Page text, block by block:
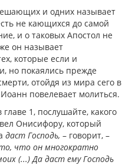
и одних называет
не кающихся до самой
и о таковых Апостол не
он называет
которые если и
но покаялись прежде
отойдя из мира сего в
повелевает молиться.
1, послушайте, какого
Онисифору, который
даст Господь, – говорит, –
что он многократно
(...) Да даст ему Господь